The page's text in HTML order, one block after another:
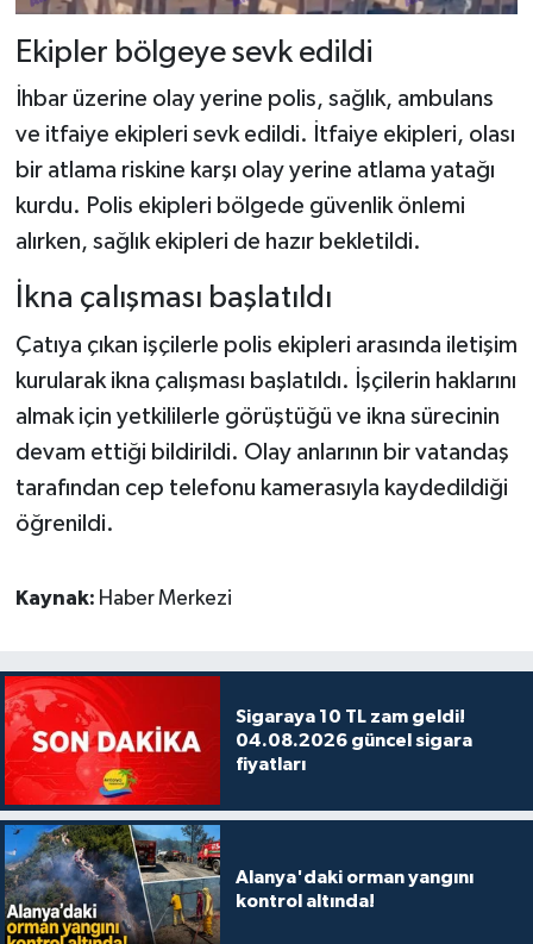
Ekipler bölgeye sevk edildi
İhbar üzerine olay yerine polis, sağlık, ambulans
ve itfaiye ekipleri sevk edildi. İtfaiye ekipleri, olası
bir atlama riskine karşı olay yerine atlama yatağı
kurdu. Polis ekipleri bölgede güvenlik önlemi
alırken, sağlık ekipleri de hazır bekletildi.
İkna çalışması başlatıldı
Çatıya çıkan işçilerle polis ekipleri arasında iletişim
kurularak ikna çalışması başlatıldı. İşçilerin haklarını
almak için yetkililerle görüştüğü ve ikna sürecinin
devam ettiği bildirildi. Olay anlarının bir vatandaş
tarafından cep telefonu kamerasıyla kaydedildiği
öğrenildi.
Kaynak: Haber Merkezi
Sigaraya 10 TL zam geldi!
04.08.2026 güncel sigara
fiyatları
Alanya'daki orman yangını
kontrol altında!